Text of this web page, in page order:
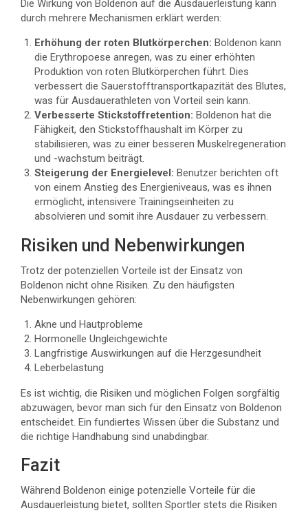
Die Wirkung von Boldenon auf die Ausdauerleistung kann
durch mehrere Mechanismen erklärt werden:
Erhöhung der roten Blutkörperchen: Boldenon kann
die Erythropoese anregen, was zu einer erhöhten
Produktion von roten Blutkörperchen führt. Dies
verbessert die Sauerstofftransportkapazität des Blutes,
was für Ausdauerathleten von Vorteil sein kann.
Verbesserte Stickstoffretention: Boldenon hat die
Fähigkeit, den Stickstoffhaushalt im Körper zu
stabilisieren, was zu einer besseren Muskelregeneration
und -wachstum beiträgt.
Steigerung der Energielevel: Benutzer berichten oft
von einem Anstieg des Energieniveaus, was es ihnen
ermöglicht, intensivere Trainingseinheiten zu
absolvieren und somit ihre Ausdauer zu verbessern.
Risiken und Nebenwirkungen
Trotz der potenziellen Vorteile ist der Einsatz von
Boldenon nicht ohne Risiken. Zu den häufigsten
Nebenwirkungen gehören:
Akne und Hautprobleme
Hormonelle Ungleichgewichte
Langfristige Auswirkungen auf die Herzgesundheit
Leberbelastung
Es ist wichtig, die Risiken und möglichen Folgen sorgfältig
abzuwägen, bevor man sich für den Einsatz von Boldenon
entscheidet. Ein fundiertes Wissen über die Substanz und
die richtige Handhabung sind unabdingbar.
Fazit
Während Boldenon einige potenzielle Vorteile für die
Ausdauerleistung bietet, sollten Sportler stets die Risiken